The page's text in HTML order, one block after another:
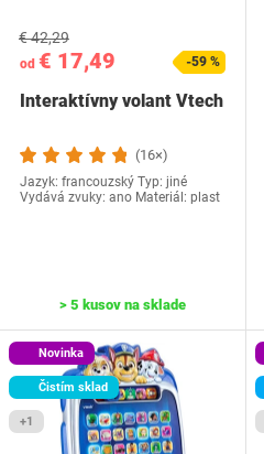
od € 17,49
€ 42,29
-59 %
Interaktívny volant Vtech
(16×)
Jazyk: francouzský Typ: jiné
Vydává zvuky: ano Materiál: plast
> 5 kusov na sklade
Novinka
Čistím sklad
+1